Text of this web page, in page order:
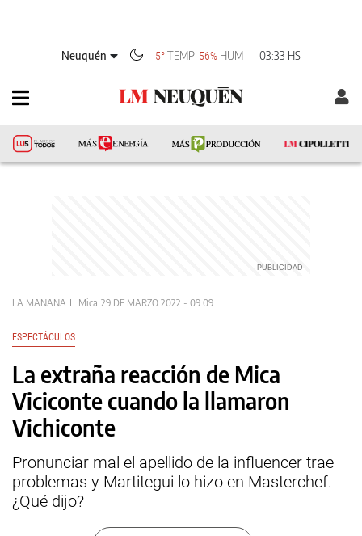
Neuquén 5° TEMP 56% HUM 03:33 HS
LA MAÑANA Mica 29 DE MARZO 2022 - 09:09
ESPECTÁCULOS
La extraña reacción de Mica
Viciconte cuando la llamaron
Vichiconte
Pronunciar mal el apellido de la influencer trae
problemas y Martitegui lo hizo en Masterchef.
¿Qué dijo?